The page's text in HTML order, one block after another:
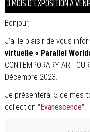
3 MOIS D'EXPOSITION À
Bonjour,
J’ai le plaisir de vous
virtuelle « Parallel
CONTEMPORARY ART
Décembre 2023.
Je présenterai 5 de mes
collection "Evanescence".